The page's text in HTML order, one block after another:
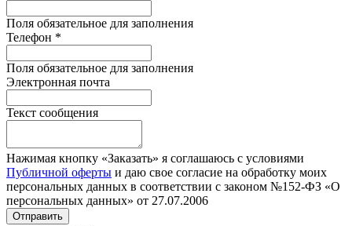
Поля обязательное для заполнения
Телефон *
Поля обязательное для заполнения
Электронная почта
Текст сообщения
Нажимая кнопку «Заказать» я соглашаюсь с условиями
Публичной оферты и даю свое согласие на обработку моих
персональных данных в соответствии с законом №152-ФЗ «О
персональных данных» от 27.07.2006
Отправить